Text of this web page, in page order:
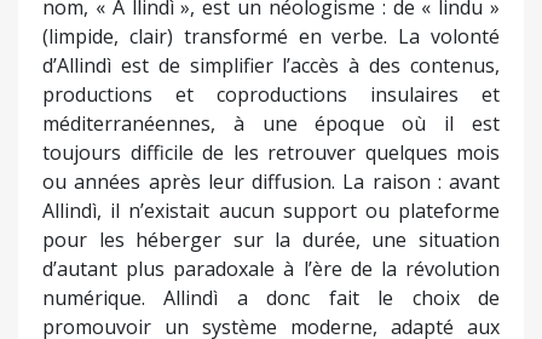
nom, « A llindì », est un néologisme : de « lindu »
(limpide, clair) transformé en verbe. La volonté
d’Allindì est de simplifier l’accès à des contenus,
productions et coproductions insulaires et
méditerranéennes, à une époque où il est
toujours difficile de les retrouver quelques mois
ou années après leur diffusion. La raison : avant
Allindì, il n’existait aucun support ou plateforme
pour les héberger sur la durée, une situation
d’autant plus paradoxale à l’ère de la révolution
numérique. Allindì a donc fait le choix de
promouvoir un système moderne, adapté aux